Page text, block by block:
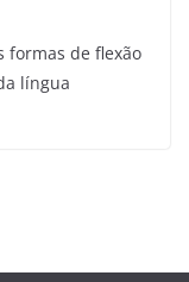
formas de flexão
língua